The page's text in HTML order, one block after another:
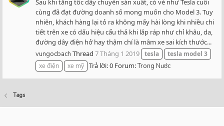
Sau khi tăng tốc dây chuyền sản xuất, có vẻ như Tesla cuối
cùng đã đạt đường doanh số mong muốn cho Model 3. Tuy
nhiên, khách hàng lại tỏ ra không mấy hài lòng khi nhiều chi
tiết trên xe có dấu hiệu cẩu thả khi lắp ráp như chỉ khâu, da,
đường dây điện hở hay thậm chí là mâm xe sai kích thước...
vungocbach Thread 7 Tháng 1 2019 tesla tesla model 3
xe điện
xe mỹ Trả lời: 0 Forum:Trong Nước
Tags